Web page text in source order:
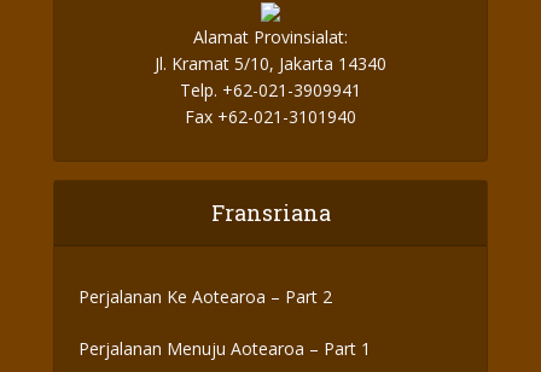
Alamat Provinsialat:
Jl. Kramat 5/10, Jakarta 14340
Telp. +62-021-3909941
Fax +62-021-3101940
Fransriana
Perjalanan Ke Aotearoa – Part 2
Perjalanan Menuju Aotearoa – Part 1